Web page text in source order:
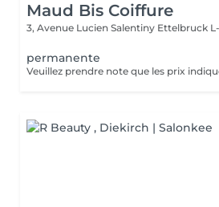
Maud Bis Coiffure
3, Avenue Lucien Salentiny Ettelbruck
permanente